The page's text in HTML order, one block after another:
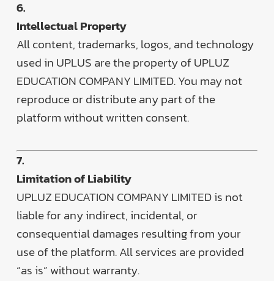
6.
Intellectual Property
All content, trademarks, logos, and technology
used in UPLUS are the property of UPLUZ
EDUCATION COMPANY LIMITED. You may not
reproduce or distribute any part of the
platform without written consent.
7.
Limitation of Liability
UPLUZ EDUCATION COMPANY LIMITED is not
liable for any indirect, incidental, or
consequential damages resulting from your
use of the platform. All services are provided
“as is” without warranty.